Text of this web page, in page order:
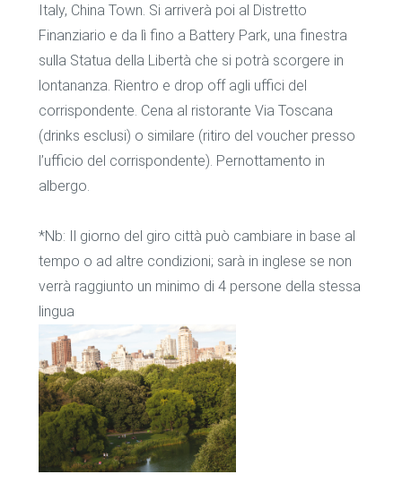
Italy, China Town. Si arriverà poi al Distretto
Finanziario e da lì fino a Battery Park, una finestra
sulla Statua della Libertà che si potrà scorgere in
lontananza. Rientro e drop off agli uffici del
corrispondente. Cena al ristorante Via Toscana
(drinks esclusi) o similare (ritiro del voucher presso
l’ufficio del corrispondente). Pernottamento in
albergo.
*Nb: Il giorno del giro città può cambiare in base al
tempo o ad altre condizioni; sarà in inglese se non
verrà raggiunto un minimo di 4 persone della stessa
lingua